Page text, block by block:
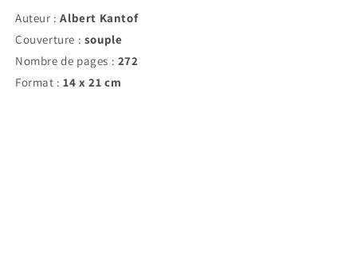
Auteur : Albert Kantof
Couverture : souple
Nombre de pages : 272
Format : 14 x 21 cm